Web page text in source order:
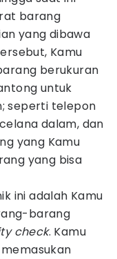
barang
yang dibawa
Kamu
berukuran
untuk
seperti telepon
dalam, dan
yang Kamu
yang bisa
ini adalah Kamu
barang
check. Kamu